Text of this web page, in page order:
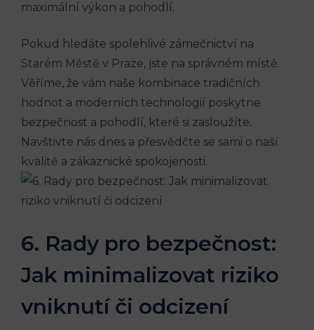
maximální výkon a pohodlí.
Pokud hledáte spolehlivé zámečnictví na
Starém Městě v Praze, jste na správném místě.
Věříme, že vám naše kombinace tradičních
hodnot a moderních technologií poskytne
bezpečnost a pohodlí, které si zasloužíte.
Navštivte nás dnes a přesvědčte se sami o naší
kvalitě a zákaznické spokojenosti.
6. Rady pro bezpečnost:
Jak minimalizovat riziko
vniknutí či odcizení